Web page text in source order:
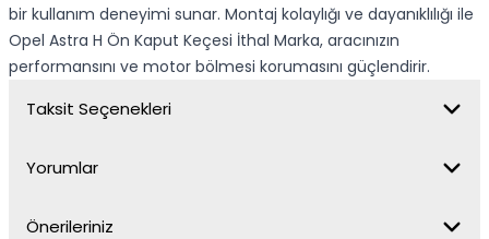
bir kullanım deneyimi sunar. Montaj kolaylığı ve dayanıklılığı ile
Opel Astra H Ön Kaput Keçesi İthal Marka, aracınızın
performansını ve motor bölmesi korumasını güçlendirir.
Taksit Seçenekleri
Yorumlar
Önerileriniz